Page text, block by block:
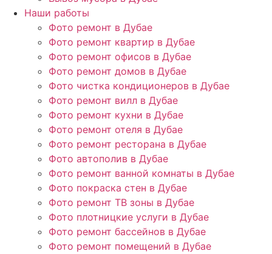
Наши работы
Фото ремонт в Дубае
Фото ремонт квартир в Дубае
Фото ремонт офисов в Дубае
Фото ремонт домов в Дубае
Фото чистка кондиционеров в Дубае
Фото ремонт вилл в Дубае
Фото ремонт кухни в Дубае
Фото ремонт отеля в Дубае
Фото ремонт ресторана в Дубае
Фото автополив в Дубае
Фото ремонт ванной комнаты в Дубае
Фото покраска стен в Дубае
Фото ремонт ТВ зоны в Дубае
Фото плотницкие услуги в Дубае
Фото ремонт бассейнов в Дубае
Фото ремонт помещений в Дубае